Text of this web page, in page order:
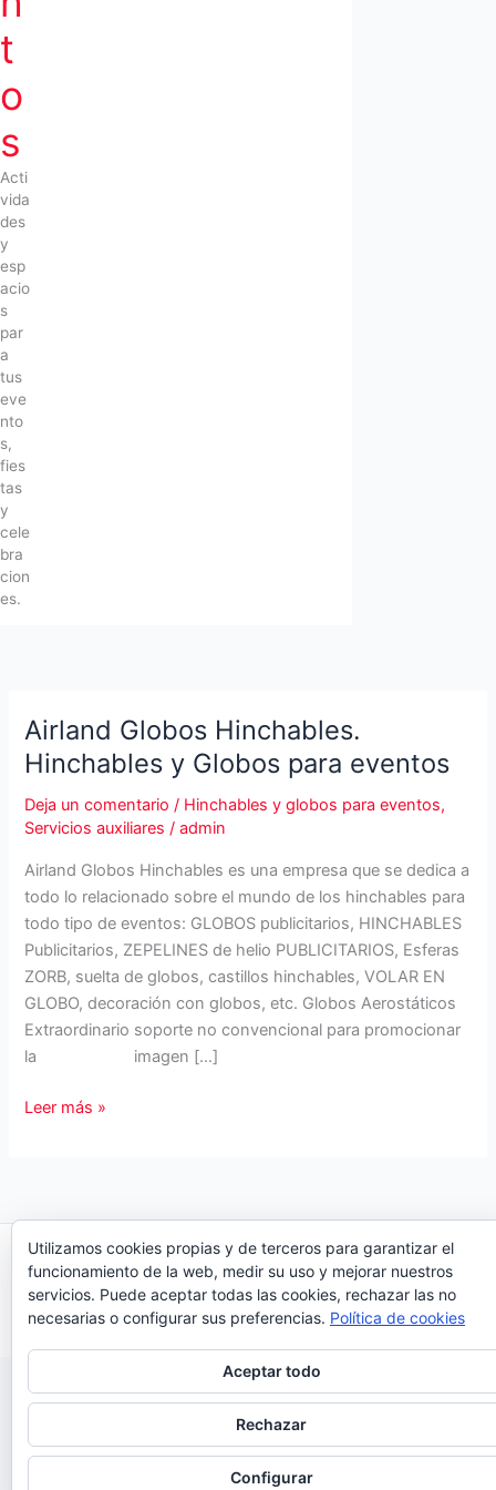
t
o
s
Acti
vida
des
y
esp
acio
s
par
a
tus
eve
nto
s,
fies
tas
y
cele
bra
cion
es.
Airland Globos Hinchables.
Hinchables y Globos para eventos
Deja un comentario / Hinchables y globos para eventos,
Servicios auxiliares /admin
Airland Globos Hinchables es una empresa que se dedica a
todo lo relacionado sobre el mundo de los hinchables para
todo tipo de eventos: GLOBOS publicitarios, HINCHABLES
Publicitarios, ZEPELINES de helio PUBLICITARIOS, Esferas
ZORB, suelta de globos, castillos hinchables, VOLAR EN
GLOBO, decoración con globos, etc. Globos Aerostáticos
Extraordinario soporte no convencional para promocionar
la imagen […]
Airland
Globos
para
eventos
Leer más »
Copyright © 2026 Organiza Eventos
Utilizamos cookies propias y de terceros para garantizar el
funcionamiento de la web, medir su uso y mejorar nuestros
servicios. Puede aceptar todas las cookies, rechazar las no
necesarias o configurar sus preferencias. Política de cookies
Aceptar todo
Rechazar
Configurar